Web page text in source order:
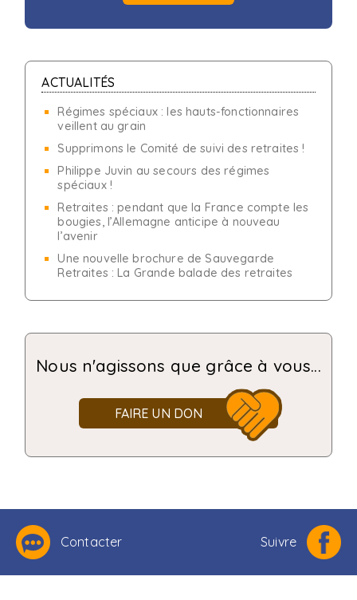
ACTUALITÉS
Régimes spéciaux : les hauts-fonctionnaires
veillent au grain
Supprimons le Comité de suivi des retraites !
Philippe Juvin au secours des régimes
spéciaux !
Retraites : pendant que la France compte les
bougies, l’Allemagne anticipe à nouveau
l’avenir
Une nouvelle brochure de Sauvegarde
Retraites : La Grande balade des retraites
Nous n'agissons que grâce à vous...
FAIRE UN DON
Contacter Suivre